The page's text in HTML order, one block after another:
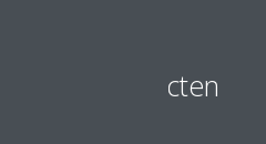
Producten